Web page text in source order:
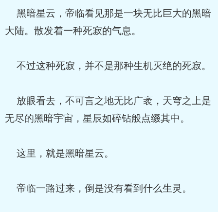
黑暗星云，帝临看见那是一块无比巨大的黑暗
大陆。散发着一种死寂的气息。
不过这种死寂，并不是那种生机灭绝的死寂。
放眼看去，不可言之地无比广袤，天穹之上是
无尽的黑暗宇宙，星辰如碎钻般点缀其中。
这里，就是黑暗星云。
帝临一路过来，倒是没有看到什么生灵。